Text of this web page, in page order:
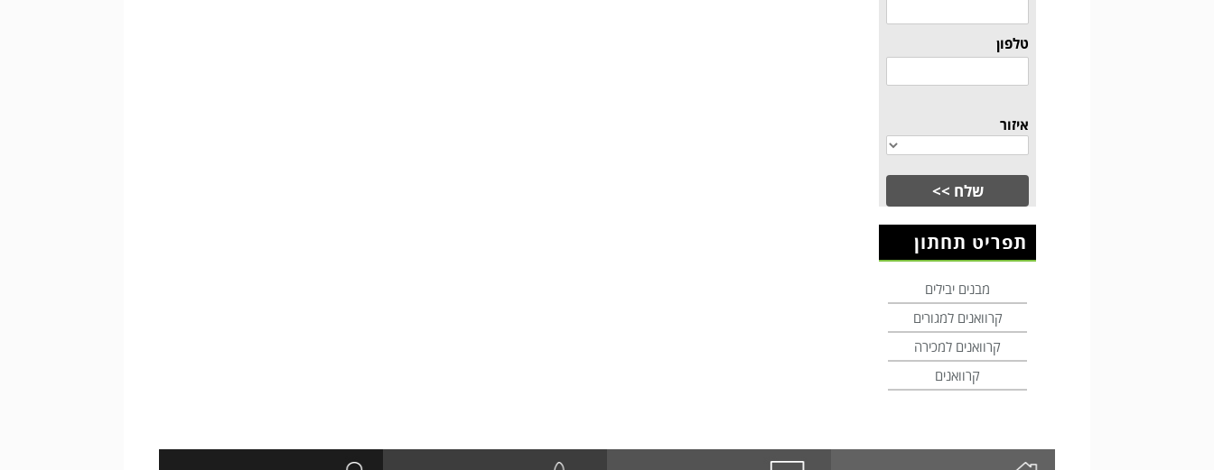
טלפון
איזור
תפריט תחתון
מבנים יבילים
קרוואנים למגורים
קרוואנים למכירה
קרוואנים